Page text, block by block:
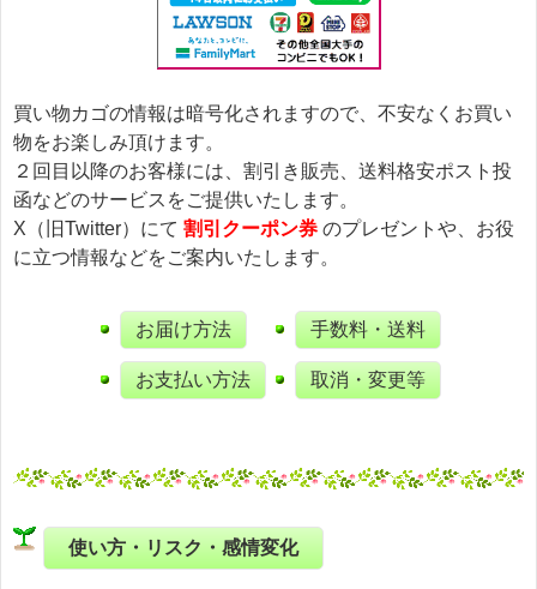
買い物カゴの情報は暗号化されますので、不安なくお買い
物をお楽しみ頂けます。
２回目以降のお客様には、割引き販売、送料格安ポスト投
函などのサービスをご提供いたします。
X（旧Twitter）にて 割引クーポン券 のプレゼントや、お役
に立つ情報などをご案内いたします。
お届け方法
お支払い方法
手数料・送料
取消・変更等
使い方・リスク・感情変化